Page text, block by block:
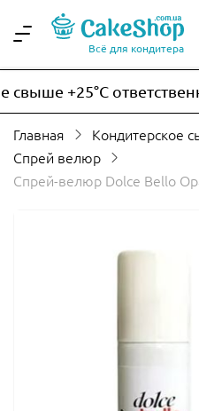
Всё для кондитера
+25°C
Главная Кондитерское
Спрей велюр
Спрей-велюр Dolce Bello